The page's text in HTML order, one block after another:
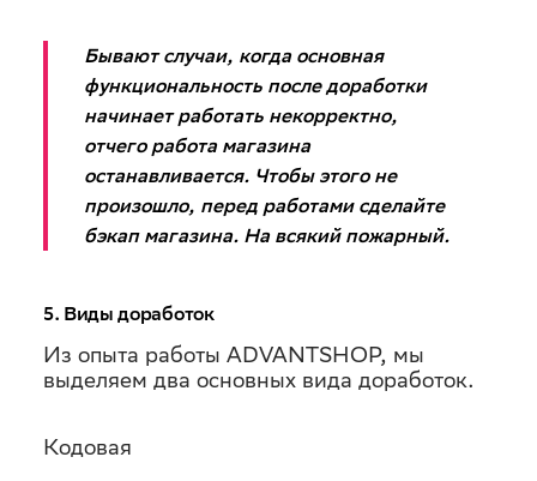
Бывают случаи, когда основная
функциональность после доработки
начинает работать некорректно,
отчего работа магазина
останавливается. Чтобы этого не
произошло, перед работами сделайте
бэкап магазина. На всякий пожарный.
5. Виды доработок
Из опыта работы ADVANTSHOP, мы
выделяем два основных вида доработок.
Кодовая